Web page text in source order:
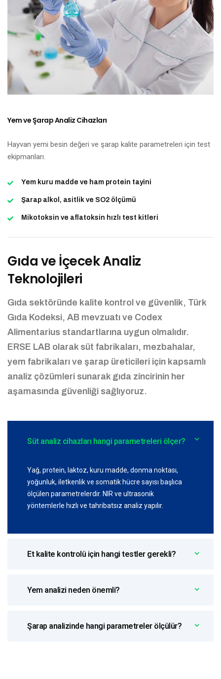
Yem ve Şarap Analiz Cihazları
Hayvan yemi besin değeri ve şarap kalite parametreleri için test
ekipmanları.
Yem kuru madde ve ham protein tayini
Şarap alkol, asitlik ve SO2 ölçümü
Mikotoksin ve aflatoksin hızlı test kitleri
Gıda ve İçecek Analiz
Teknolojileri
Gıda sektöründe kalite kontrol ve güvenlik, Türk
Gıda Kodeksi, AB mevzuatı ve Codex
Alimentarius standartlarına uygun olmalıdır.
ERSE LAB olarak süt fabrikaları, mezbahalar,
yem fabrikaları ve şarap üreticileri için kapsamlı
analiz çözümleri sunarak gıda zincirinin her
aşamasında güvenliği sağlıyoruz.
Süt analiz cihazları hangi parametreleri ölçer?
Yağ, protein, laktoz, kuru madde, donma noktası,
yoğunluk, iletkenlik ve somatik hücre sayısı başlıca
ölçülen parametrelerdir. NIR ve ultrasonik
yöntemlerle hızlı ve tahribatsız analiz yapılır.
Et kalite kontrolü için hangi testler gerekli?
Yem analizi neden önemli?
Şarap analizinde hangi parametreler ölçülür?